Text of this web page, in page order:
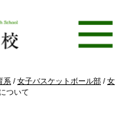
系 / 女子バスケットボール部 / 女
ついて